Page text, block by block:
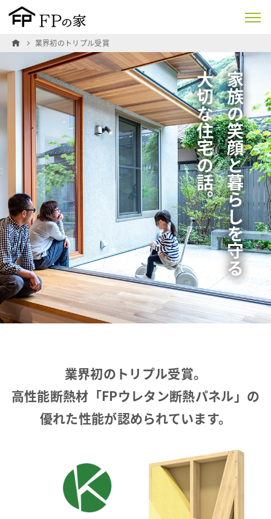
業界初のトリプル受賞
家族の笑顔と暮らしを守る
大切な住宅の話。
業界初のトリプル受賞。
高性能断熱材 「FPウレタン断熱パネル」の
優れた性能が認められています。